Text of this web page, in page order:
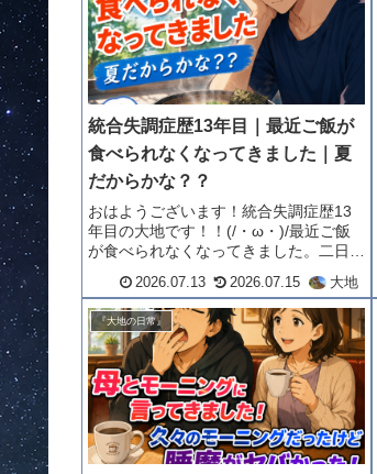
統合失調症歴13年目｜最近ご飯が
食べられなくなってきました｜夏
だからかな？？
おはようございます！統合失調症歴13
年目の大地です！！(/・ω・)/最近ご飯
が食べられなくなってきました。二日連
続で朝8時に起きて、朝食を食べるのは
13時ごろ。今日は焼きそばを二口食べ
てお腹いっぱいに(￣▽￣;)/夏の暑さを
徐々に感じ始めて...
2026.07.13 2026.07.15 大地
『大地の日常』